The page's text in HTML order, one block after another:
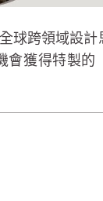
球跨領域設
會獲得特製的